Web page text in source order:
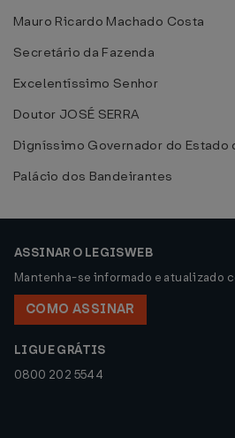
Mauro Ricardo Machado Costa
Secretário da Fazenda
Excelentíssimo Senhor
Doutor JOSÉ SERRA
Digníssimo Governador do Estado
Palácio dos Bandeirantes
ASSINAR O LEGISWEB
Mantenha-se informado e atualizado
COMO ASSINAR
LIGUE GRÁTIS
0800 202 5544